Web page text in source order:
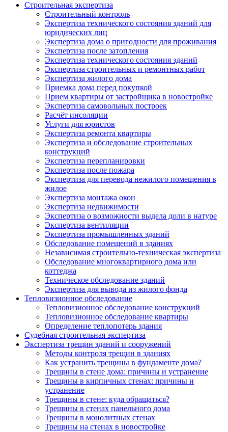
Строительная экспертиза
Строительный контроль
Экспертиза технического состояния зданий для
юридических лиц
Экспертиза дома о пригодности для проживания
Экспертиза после затопления
Экспертиза технического состояния зданий
Экспертиза строительных и ремонтных работ
Экспертиза жилого дома
Приемка дома перед покупкой
Прием квартиры от застройщика в новостройке
Экспертиза самовольных построек
Расчёт инсоляции
Услуги для юристов
Экспертиза ремонта квартиры
Экспертиза и обследование строительных
конструкций
Экспертиза перепланировки
Экспертиза после пожара
Экспертиза для перевода нежилого помещения в
жилое
Экспертиза монтажа окон
Экспертиза недвижимости
Экспертиза о возможности выдела доли в натуре
Экспертиза вентиляции
Экспертиза промышленных зданий
Обследование помещений в зданиях
Независимая строительно-техническая экспертиза
Обследование многоквартирного дома или
коттеджа
Техническое обследование зданий
Экспертиза для вывода из жилого фонда
Тепловизионное обследование
Тепловизионное обследование конструкций
Тепловизионное обследование квартиры
Определение теплопотерь здания
Судебная строительная экспертиза
Экспертиза трещин зданий и сооружений
Методы контроля трещин в зданиях
Как устранить трещины в фундаменте дома?
Трещины в стене дома: причины и устранение
Трещины в кирпичных стенах: причины и
устранение
Трещины в стене: куда обращаться?
Трещины в стенах панельного дома
Трещины в монолитных стенах
Трещины на стенах в новостройке